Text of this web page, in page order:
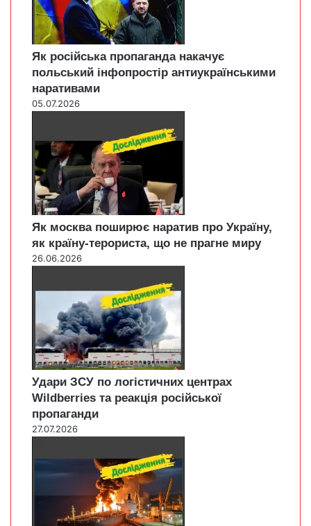
Як російська пропаганда накачує
польський інфопростір антиукраїнськими
наративами
05.07.2026
Як москва поширює наратив про Україну,
як країну-терориста, що не прагне миру
26.06.2026
Удари ЗСУ по логістичних центрах
Wildberries та реакція російської
пропаганди
27.07.2026